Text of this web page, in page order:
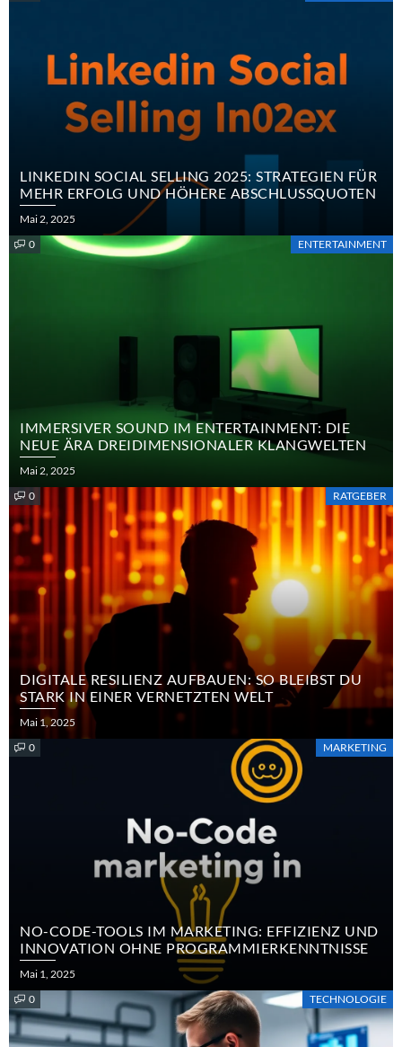
LINKEDIN SOCIAL SELLING 2025: STRATEGIEN FÜR
MEHR ERFOLG UND HÖHERE ABSCHLUSSQUOTEN
Posted
on
Mai 2, 2025
0
ENTERTAINMENT
IMMERSIVER SOUND IM ENTERTAINMENT: DIE
NEUE ÄRA DREIDIMENSIONALER KLANGWELTEN
Posted
on
Mai 2, 2025
0
RATGEBER
DIGITALE RESILIENZ AUFBAUEN: SO BLEIBST DU
STARK IN EINER VERNETZTEN WELT
Posted
on
Mai 1, 2025
0
MARKETING
NO-CODE-TOOLS IM MARKETING: EFFIZIENZ UND
INNOVATION OHNE PROGRAMMIERKENNTNISSE
Posted
on
Mai 1, 2025
0
TECHNOLOGIE